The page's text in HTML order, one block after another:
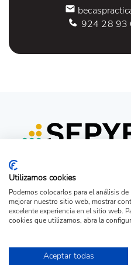
924 28 93
Acceso candidato
Utilizamos cookies
Podemos colocarlos para el análisis
mejorar nuestro sitio web, mostrar
excelente experiencia en el sitio web.
cookies que utilizamos, abra la
Aceptar todas